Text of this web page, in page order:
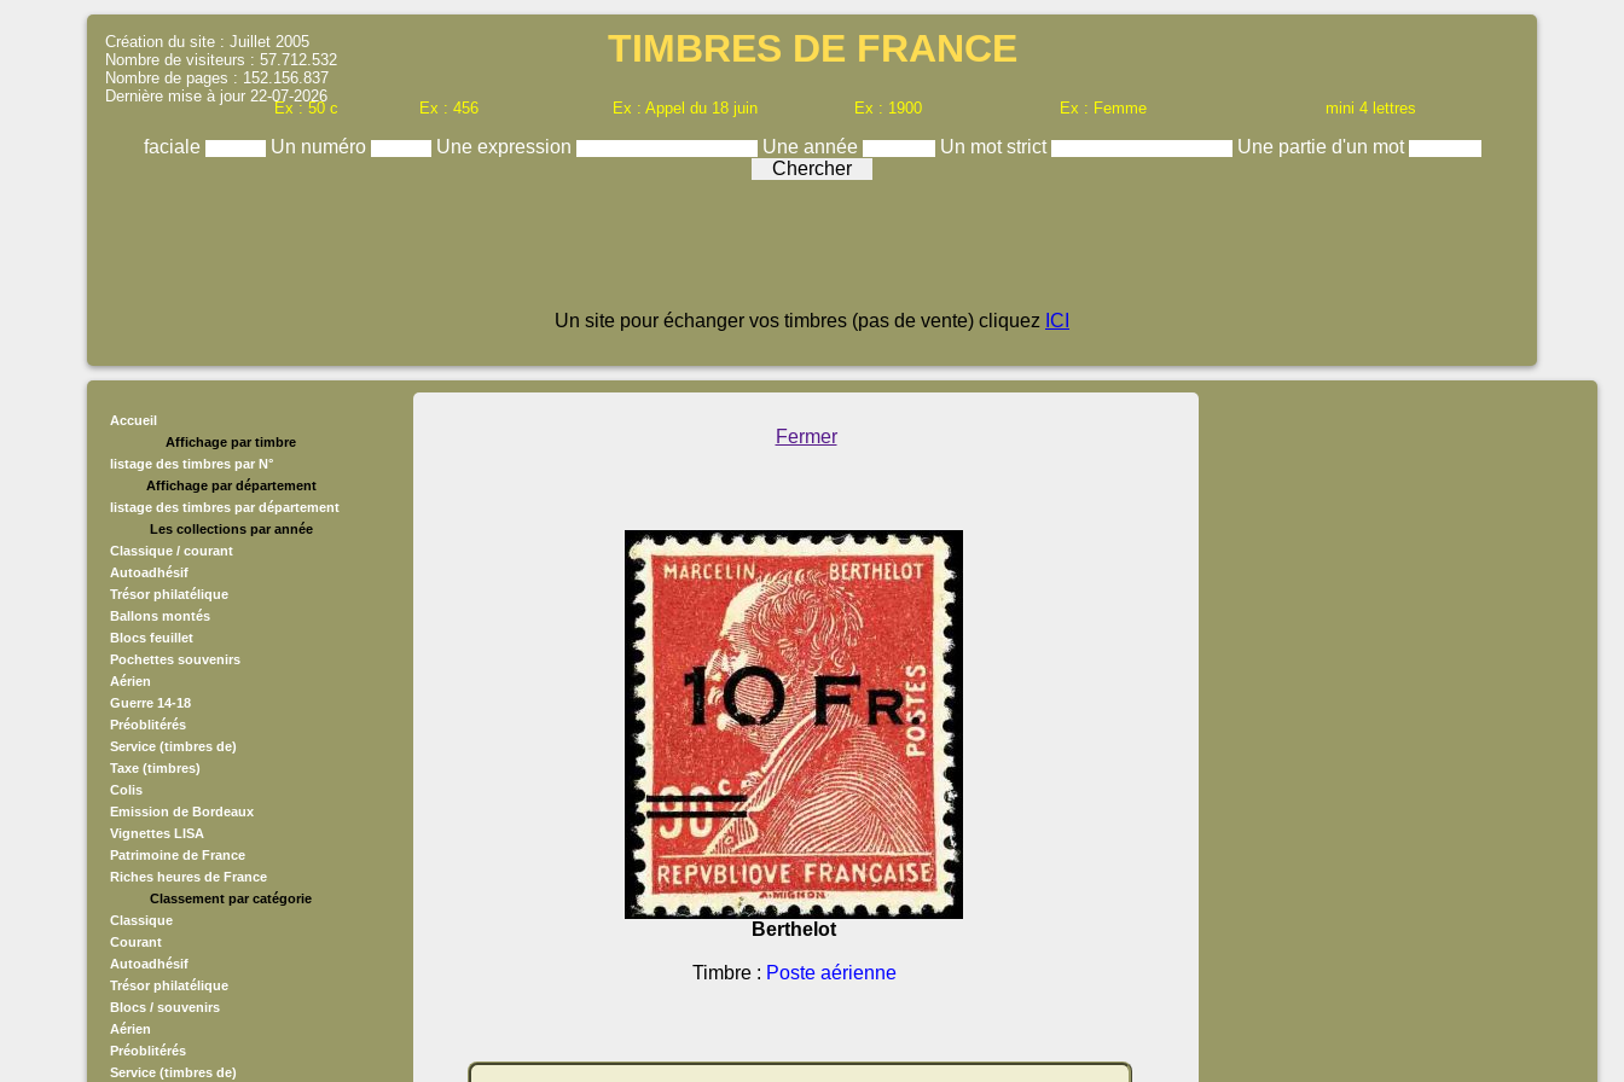
TIMBRES DE FRANCE
Ex : 50 c Ex : 456 Ex : Appel du 18 juin Ex : 1900 Ex : Femme mini 4 lettres
faciale Un numéro Une expression Une année Un mot strict Une partie d'un mot
Création du site : Juillet 2005
Nombre de visiteurs : 57.712.532
Nombre de pages : 152.156.837
Dernière mise à jour 22-07-2026
Un site pour échanger vos timbres (pas de vente) cliquez ICI
Accueil
Affichage par timbre
listage des timbres par N°
Affichage par département
listage des timbres par département
Les collections par année
Classique / courant
Autoadhésif
Trésor philatélique
Ballons montés
Blocs feuillet
Pochettes souvenirs
Aérien
Guerre 14-18
Préoblitérés
Service (timbres de)
Taxe (timbres)
Colis
Emission de Bordeaux
Vignettes LISA
Patrimoine de France
Riches heures de France
Classement par catégorie
Classique
Courant
Autoadhésif
Trésor philatélique
Blocs / souvenirs
Aérien
Préoblitérés
Service (timbres de)
Fermer
Berthelot
Timbre : Poste aérienne